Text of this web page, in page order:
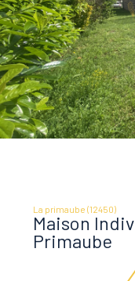
La primaube (12450)
Maison
Primaube